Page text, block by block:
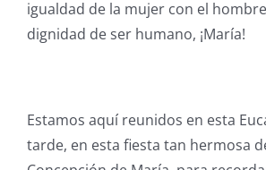
igualdad de la mujer con el
dignidad de ser humano, ¡María!
Estamos aquí reunidos en esta
tarde, en esta fiesta tan hermosa